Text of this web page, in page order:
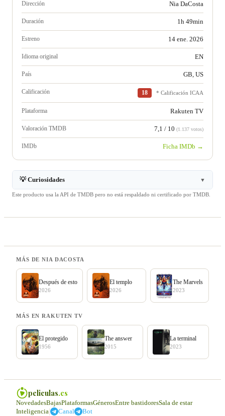
Dirección Nia DaCosta
Duración 1h 49min
Estreno 14 ene. 2026
Idioma original EN
País GB, US
Calificación 18 * Calificación ICAA
Plataforma Rakuten TV
Valoración TMDB 7,1 / 10 (1.137 votos)
IMDb Ficha IMDb →
💡 Curiosidades ▼
Este producto usa la API de TMDB pero no está respaldado ni certificado por TMDB.
MÁS DE NIA DACOSTA
Después de esto
2026
El templo
2026
The Marvels
2023
MÁS EN RAKUTEN TV
El protegido
1956
The answer
2015
La terminal
2023
peliculas.es
NovedadesBajasPlataformasGénerosEntre bastidoresSala de estar
Inteligencia| Canal Bot